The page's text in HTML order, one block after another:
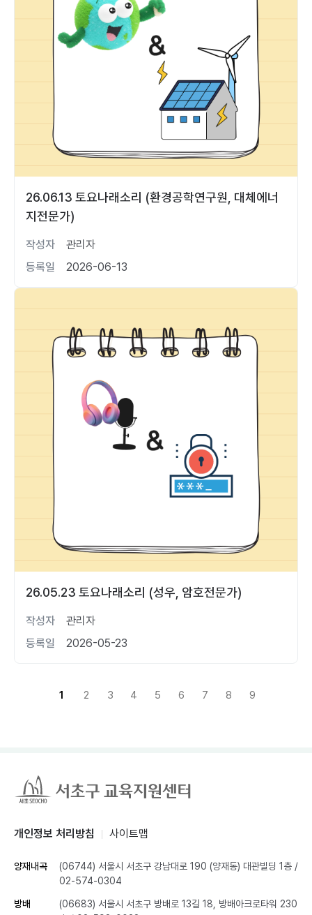
26.06.13 토요나래소리 (환경공학연구원, 대체에너
지전문가)
작성자
관리자
등록일
2026-06-13
26.05.23 토요나래소리 (성우, 암호전문가)
작성자
관리자
등록일
2026-05-23
1 2 3 4 5 6 7 8 9
개인정보 처리방침 사이트맵
양재내곡 (06744) 서울시 서초구 강남대로 190 (양재동) 대관빌딩 1층 /
02-574-0304
방배
(06683) 서울시 서초구 방배로 13길 18, 방배아크로타워 230